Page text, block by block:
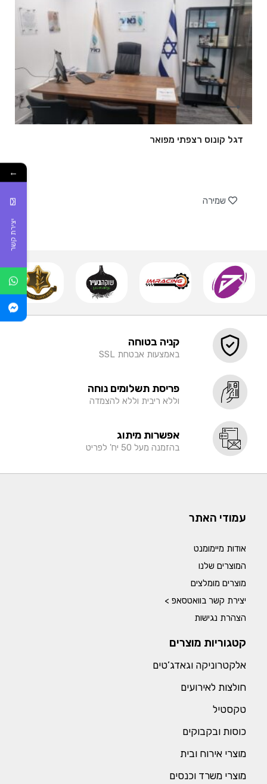
דגל קונוס רצפתי מפואר
שמירה
קניה בטוחה
באמצעות אבטחת SSL
פריסת תשלומים נוחה
וללא ריבית וללא להצמדה
אפשרות מיתוג
בהזמנה מעל 50 יח' לפריט
עמודי האתר
אודות מיימומנט
המוצרים שלנו
מוצרים מומלצים
יצירת קשר בוואטסאפ >
הצהרת נגישות
קטגוריות מוצרים
אלקטרוניקה וגאדג’טים
חולצות לאירועים
טקסטיל
כוסות ובקבוקים
מוצרי אירוח ובית
מוצרי משרד וכנסים
←
יצירת קשר